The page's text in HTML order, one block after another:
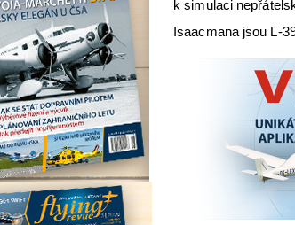
k simulaci
Isaacmana jsou L-